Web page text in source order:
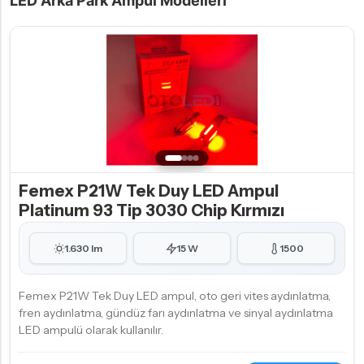
Femex P21W Tek Duy LED Ampul
Platinum 93 Tip 3030 Chip Kırmızı
1.630 lm 15 W 1500
Femex P21W Tek Duy LED ampul, oto geri vites aydınlatma,
fren aydınlatma, gündüz farı aydınlatma ve sinyal aydınlatma
LED ampulü olarak kullanılır.